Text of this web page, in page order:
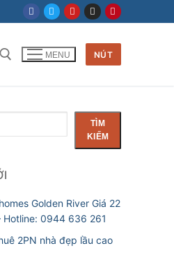
Tìm kiếm cho:
MENU NÚT
TÌM
KIẾM
Golden River Giá 22
Hotline: 0944 636 261
2PN nhà đẹp lầu cao